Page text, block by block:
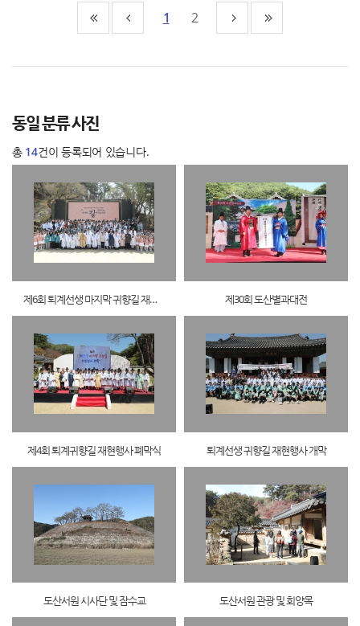
1 2
동일 분류 사진
총 14건이 등록되어 있습니다.
제6회 퇴계선생 마지막 귀향길 재현행사 제30회 도산별과대전
제4회 퇴계귀향길 재현행사 폐막식 퇴계선생 귀향길 재현행사 개막
도산서원 시사단 및 잠수교 도산서원 관광 및 회양목